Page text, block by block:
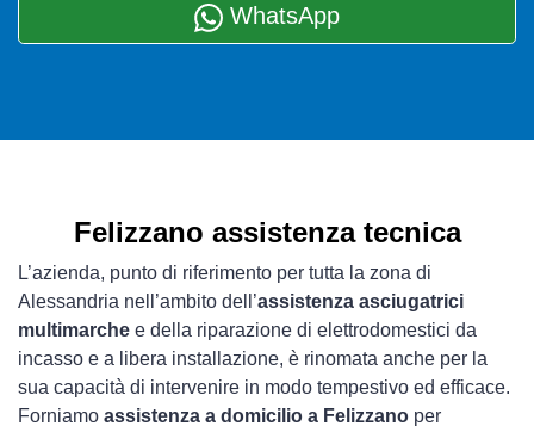
WhatsApp
Felizzano assistenza tecnica
L’azienda, punto di riferimento per tutta la zona di
Alessandria nell’ambito dell’assistenza asciugatrici
multimarche e della riparazione di elettrodomestici da
incasso e a libera installazione, è rinomata anche per la
sua capacità di intervenire in modo tempestivo ed efficace.
Forniamo assistenza a domicilio a Felizzano per